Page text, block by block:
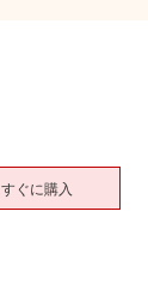
すぐに購入